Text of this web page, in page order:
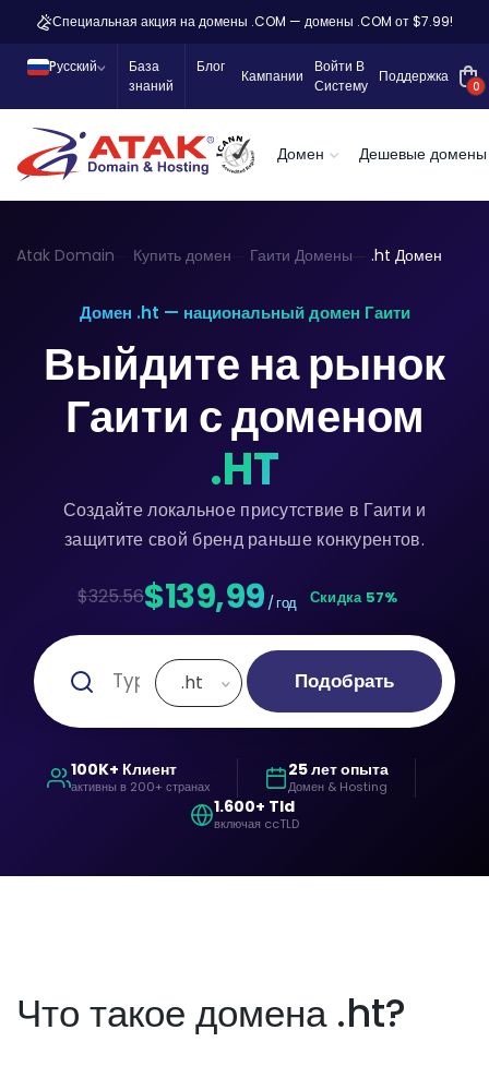
Специальная акция на домены .COM — домены .COM от $7.99!
Pусский
База
знаний
Блог
Кампании
Войти В
Систему
Поддержка
0
Домен Дешевые домены
Atak Domain Купить домен Гаити Домены .ht Домен
Домен .ht — национальный домен Гаити
Выйдите на рынок
Гаити с доменом
.HT
Создайте локальное присутствие в Гаити и
защитите свой бренд раньше конкурентов.
$325.56$139,99 / год Скидка 57%
.ht Подобрать
100K+ Клиент
активны в 200+ странах
25 лет опыта
Домен & Hosting
1.600+ Tld
включая ccTLD
Что такое домена .ht?